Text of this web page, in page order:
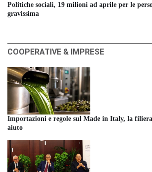
Politiche sociali, 19 milioni ad aprile per le
gravissima
COOPERATIVE & IMPRESE
Importazioni e regole sul Made in Italy, la
aiuto